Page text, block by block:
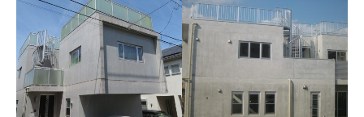
2019年 大和市
「屋上が庭になる家」
「光と風が優しくつつむ住空